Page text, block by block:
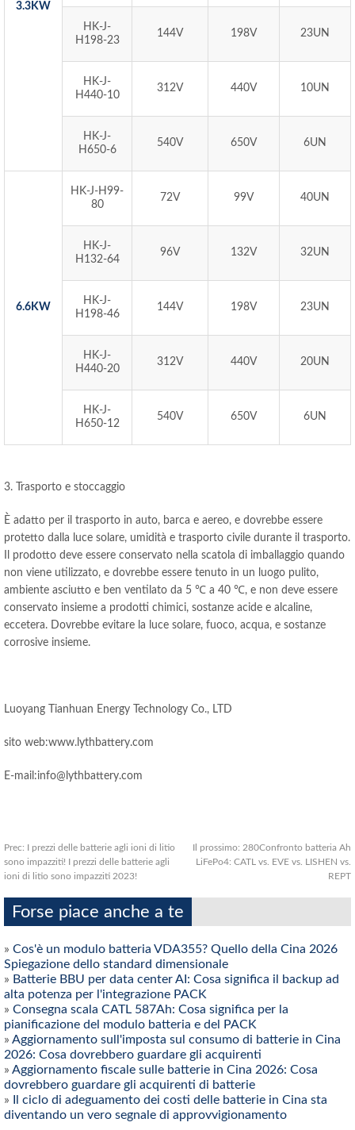
3.3KW
HK-J-
H198-23
144V 198V 23UN
HK-J-
H440-10
312V 440V 10UN
HK-J-
H650-6
540V 650V 6UN
6.6KW
HK-J-H99-
80
72V 99V 40UN
HK-J-
H132-64
96V 132V 32UN
HK-J-
H198-46
144V 198V 23UN
HK-J-
H440-20
312V 440V 20UN
HK-J-
H650-12
540V 650V 6UN
3. Trasporto e stoccaggio
È adatto per il trasporto in auto, barca e aereo, e dovrebbe essere
protetto dalla luce solare, umidità e trasporto civile durante il trasporto.
Il prodotto deve essere conservato nella scatola di imballaggio quando
non viene utilizzato, e dovrebbe essere tenuto in un luogo pulito,
ambiente asciutto e ben ventilato da 5 ℃ a 40 ℃, e non deve essere
conservato insieme a prodotti chimici, sostanze acide e alcaline,
eccetera. Dovrebbe evitare la luce solare, fuoco, acqua, e sostanze
corrosive insieme.
Luoyang Tianhuan Energy Technology Co., LTD
sito web:www.lythbattery.com
E-mail:info@lythbattery.com
Prec: I prezzi delle batterie agli ioni di litio
sono impazziti! I prezzi delle batterie agli
ioni di litio sono impazziti 2023!
Il prossimo: 280Confronto batteria Ah
LiFePo4: CATL vs. EVE vs. LISHEN vs.
REPT
Forse piace anche a te
» Cos'è un modulo batteria VDA355? Quello della Cina 2026
Spiegazione dello standard dimensionale
» Batterie BBU per data center AI: Cosa significa il backup ad
alta potenza per l'integrazione PACK
» Consegna scala CATL 587Ah: Cosa significa per la
pianificazione del modulo batteria e del PACK
» Aggiornamento sull'imposta sul consumo di batterie in Cina
2026: Cosa dovrebbero guardare gli acquirenti
» Aggiornamento fiscale sulle batterie in Cina 2026: Cosa
dovrebbero guardare gli acquirenti di batterie
»
Il ciclo di adeguamento dei costi delle batterie in Cina sta
diventando un vero segnale di approvvigionamento